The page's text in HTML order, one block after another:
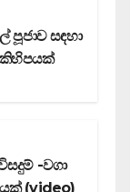
පූජාව සඳහා
කිහිපයක්
-වගා
(video)